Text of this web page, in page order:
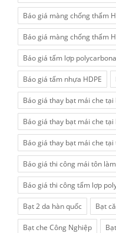
Báo giá màng chống thấm
Báo giá màng chống thấm
Báo giá tấm lợp
Báo giá tấm nhựa HDPE
Báo giá thay bạt mái che
Báo giá thay bạt mái che tại
Báo giá thay bạt mái che tại
Báo giá thi công mái tôn
Báo giá thi công tấm lợp
Bạt 2 da hàn quốc Bạt
Bạt che Công Nghiệp